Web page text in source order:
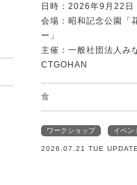
日時：2026年9月22日
会場：昭和記念公園「
ー」
主催：一般社団法人み
CTGOHAN
食
ワークショップ イベン
2026.07.21 TUE